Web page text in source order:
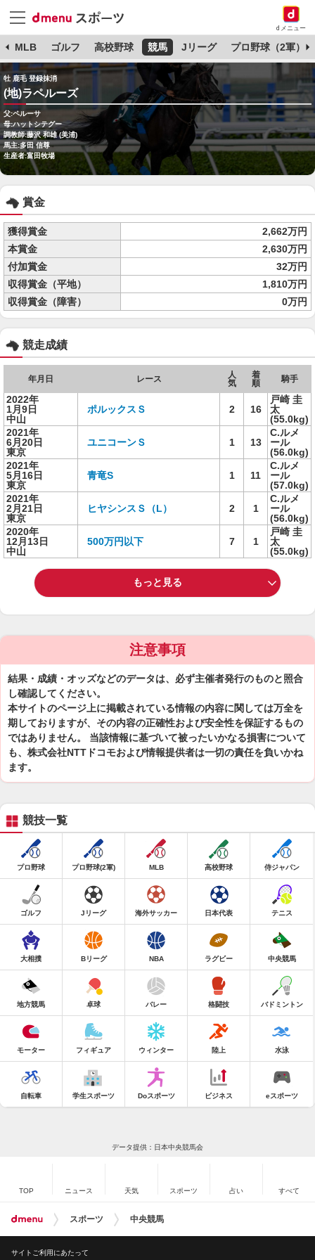
dメニュー
MLB ゴルフ 高校野球 競馬 Jリーグ プロ野球（2軍）
牡 鹿毛 登録抹消
(地)ラペルーズ
父:ペルーサ
母:ハットシテグー
調教師:藤沢 和雄 (美浦)
馬主:多田 信尊
生産者:富田牧場
賞金
獲得賞金
2,662万円
本賞金
2,630万円
付加賞金
32万円
収得賞金（平地）
1,810万円
収得賞金（障害）
0万円
競走成績
年月日 レース
人
気
着
順
騎手
2022年
1月9日
中山
ポルックスＳ 2 16
戸崎 圭
太
(55.0kg)
2021年
6月20日
東京
ユニコーンＳ 1 13
C.ルメ
ール
(56.0kg)
2021年
5月16日
東京
青竜S 1 11
C.ルメ
ール
(57.0kg)
2021年
2月21日
東京
ヒヤシンスＳ（L） 2 1
C.ルメ
ール
(56.0kg)
2020年
12月13日
中山
500万円以下 7 1
戸崎 圭
太
(55.0kg)
もっと見る
注意事項
結果・成績・オッズなどのデータは、必ず主催者発行のものと照合
し確認してください。
本サイトのページ上に掲載されている情報の内容に関しては万全を
期しておりますが、その内容の正確性および安全性を保証するもの
ではありません。 当該情報に基づいて被ったいかなる損害について
も、株式会社NTTドコモおよび情報提供者は一切の責任を負いかね
ます。
競技一覧
プロ野球 プロ野球(2軍) MLB 高校野球 侍ジャパン
ゴルフ Jリーグ 海外サッカー 日本代表 テニス
大相撲 Bリーグ NBA ラグビー 中央競馬
地方競馬 卓球 バレー 格闘技 バドミントン
モーター フィギュア ウィンター 陸上 水泳
自転車 学生スポーツ Doスポーツ ビジネス eスポーツ
データ提供：日本中央競馬会
TOP ニュース 天気 スポーツ 占い すべて
スポーツ 中央競馬
サイトご利用にあたって